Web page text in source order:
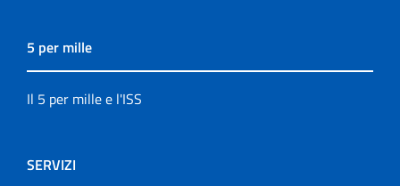
5 per mille
Il 5 per mille e l'ISS
SERVIZI